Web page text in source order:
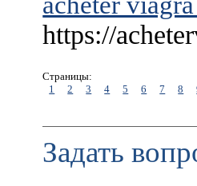
https://
Страницы:
1
2 3 4 5 6 7 8
Задать